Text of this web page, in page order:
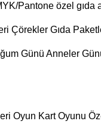
Pantone özel gıda
Çörekler Gıda
Günü Anneler
Oyun Kart Oyunu